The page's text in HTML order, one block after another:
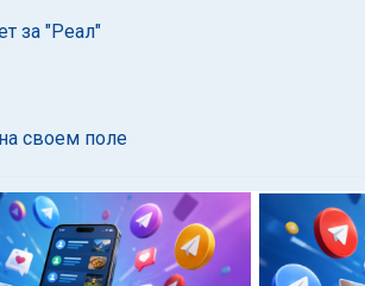
за "Реал"
своем поле